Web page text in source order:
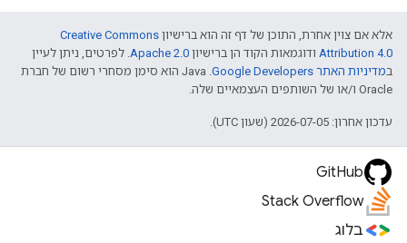
אלא אם צוין אחרת, התוכן של דף זה הוא ברישיון Creative Commons
Attribution 4.0 ודוגמאות הקוד הן ברישיון Apache 2.0. לפרטים, ניתן לעיין
במדיניות האתר Google Developers‏
.‏ Java הוא סימן מסחרי רשום של חברת
Oracle ו/או של השותפים העצמאיים שלה.
עדכון אחרון: 2026-07-05 (שעון UTC).
GitHub
Stack Overflow
בלוג